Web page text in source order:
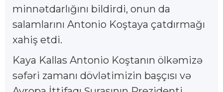
minnətdarlığını bildirdi, onun da
salamlarını Antonio Koştaya çatdırmağı
xahiş etdi.
Kaya Kallas Antonio Koştanın ölkəmizə
səfəri zamanı dövlətimizin başçısı və